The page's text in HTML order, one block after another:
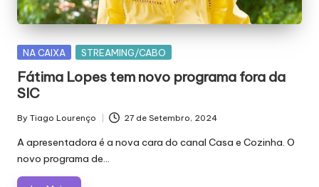
E
J
Á
F
O
I
M
Posted
NA CAIXA STREAMING/CABO
Fátima Lopes tem novo programa fora da
SIC
Posted
by
By Tiago Lourenço 27 de Setembro, 2024
A apresentadora é a nova cara do canal Casa e Cozinha. O
novo programa de…